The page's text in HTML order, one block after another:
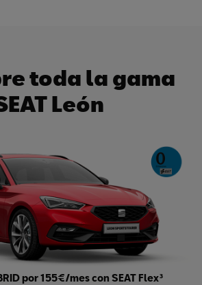
toda la gama
León
por 155€/mes con SEAT Flex³